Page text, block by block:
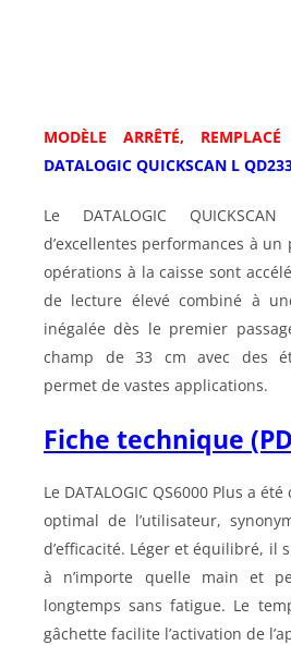
MODÈLE ARRÊTÉ, REMPLACÉ
DATALOGIC QUICKSCAN L
Le DATALOGIC
d’excellentes performances à
opérations à la caisse sont
de lecture élevé combiné à
inégalée dès le premier
champ de 33 cm avec des
permet de vastes applications.
Fiche technique
Le DATALOGIC QS6000 Plus a
optimal de l’utilisateur,
d’efficacité. Léger et équilibré, il
à n’importe quelle main et
longtemps sans fatigue. Le
gâchette facilite l’activation de